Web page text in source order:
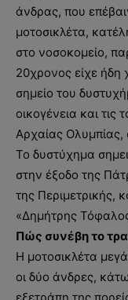
άνδρας, που
μοτοσικλέτα,
στο νοσοκομείο,
20χρονος είχε ήδη
σημείο του
οικογένεια και τις
Αρχαίας Ολυμπίας,
Το δυστύχημα
στην έξοδο της
της Περιμετρικής,
«Δημήτρης
Πώς συνέβη το
Η μοτοσικλέτα
οι δύο άνδρες,